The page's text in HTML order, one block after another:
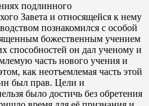
подлинного
Завета и относящейся к нему
познакомился с особой
божественным учением
способностей он дал ученому и
часть нового учения и
как неотъемлемая часть этой
был прав. Цели и
было достичь без обретения